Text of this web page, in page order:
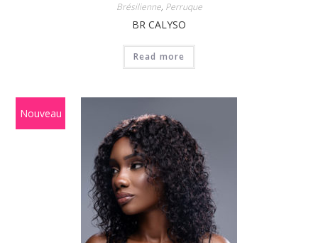
Brésilienne, Perruque
BR CALYSO
Read more
Nouveau